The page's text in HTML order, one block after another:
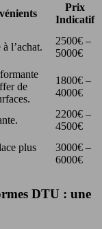
Prix
Indicatif
l’achat.
2500€ –
5000€
de
1800€ –
4000€
2200€ –
4500€
plus
3000€ –
6000€
DTU : une